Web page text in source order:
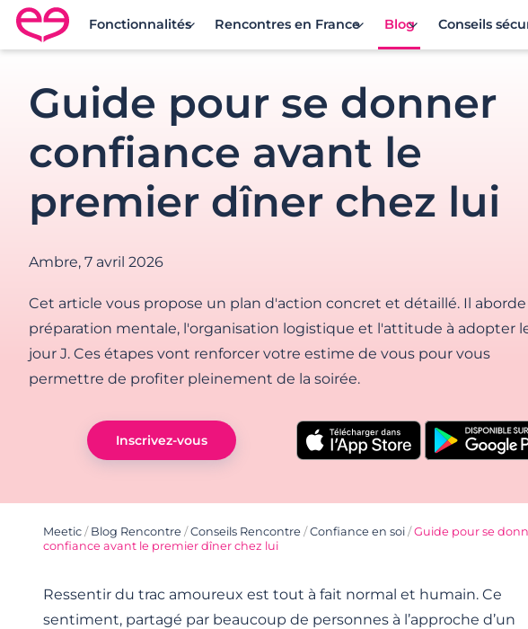
Rencontre en France avec Meetic
Fonctionnalités Rencontres en France Blog Conseils
Guide pour se donner
confiance avant le
premier dîner chez lui
Ambre, 7 avril 2026
Cet article vous propose un plan d'action concret et détaillé. Il aborde
préparation mentale, l'organisation logistique et l'attitude à adopter
jour J. Ces étapes vont renforcer votre estime de vous pour vous
permettre de profiter pleinement de la soirée.
Inscrivez-vous
Meetic / Blog Rencontre /Conseils Rencontre /Confiance en soi /Guide pour se
confiance avant le premier dîner chez lui
Ressentir du trac amoureux est tout à fait normal et humain. Ce
sentiment, partagé par beaucoup de personnes à l’approche d’un